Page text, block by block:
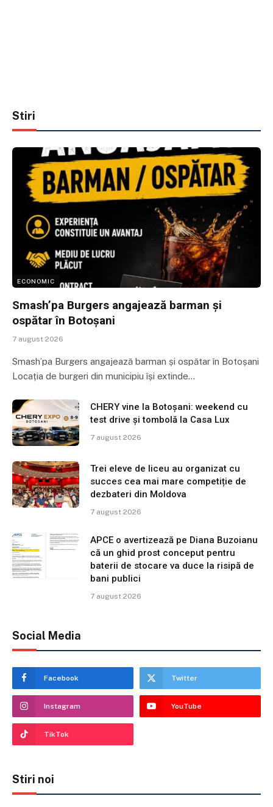
Stiri
ECONOMIC
Smash’pa Burgers angajează barman și
ospătar în Botoșani
7 august 2026
Smash’pa Burgers angajează barman și ospătar în Botoșani
Locația de burgeri din municipiu își extinde…
CHERY vine la Botoșani: weekend cu
test drive și tombolă la Casa Lux
7 august 2026
Trei eleve de liceu au organizat cu
succes cea mai mare competiție de
dezbateri din Moldova
7 august 2026
APCE o avertizează pe Diana Buzoianu
că un ghid prost conceput pentru
baterii de stocare va duce la risipă de
bani publici
7 august 2026
Social Media
Facebook Twitter
Instagram YouTube
TikTok
Stiri noi